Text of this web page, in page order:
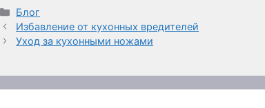
Рубрики
Блог
Избавление от кухонных вредителей
Уход за кухонными ножами